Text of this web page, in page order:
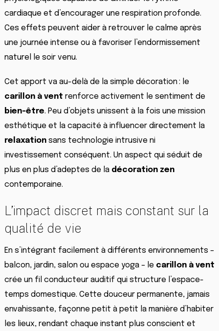
cardiaque et d’encourager une respiration profonde.
Ces effets peuvent aider à retrouver le calme après
une journée intense ou à favoriser l’endormissement
naturel le soir venu.
Cet apport va au-delà de la simple décoration : le
carillon à vent renforce activement le sentiment de
bien-être. Peu d’objets unissent à la fois une mission
esthétique et la capacité à influencer directement la
relaxationsans technologie intrusive ni
investissement conséquent. Un aspect qui séduit de
plus en plus d’adeptes de la décoration zen
contemporaine.
L’impact discret mais constant sur la
qualité de vie
En s’intégrant facilement à différents environnements –
balcon, jardin, salon ou espace yoga – le carillon à vent
crée un fil conducteur auditif qui structure l’espace-
temps domestique. Cette douceur permanente, jamais
envahissante, façonne petit à petit la manière d’habiter
les lieux, rendant chaque instant plus conscient et